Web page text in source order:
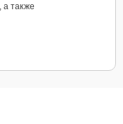
а также